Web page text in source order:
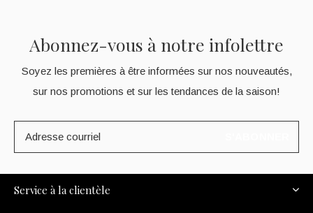
Abonnez-vous à notre infolettre
Soyez les premières à être informées sur nos nouveautés,
sur nos promotions et sur les tendances de la saison!
Service à la clientèle